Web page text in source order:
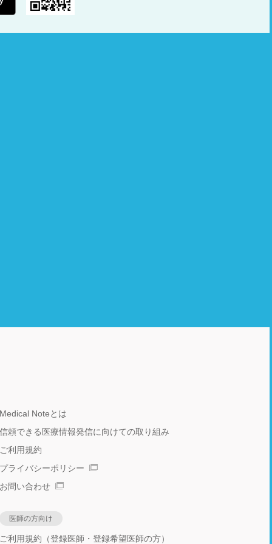
Medical Noteとは
信頼できる医療情報発信に向けての取り組み
ご利用規約
プライバシーポリシー
お問い合わせ
医師の方向け
ご利用規約（登録医師・登録希望医師の方）